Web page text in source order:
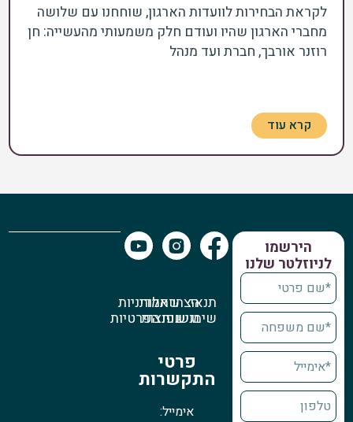
לקראת הבחירות לוועדות הארגון, שוחחנו עם שלושה
מחברי הארגון שהיו ועודם חלק משמעותי מהעשייה: חן
רוזנר אורבך, חברת ועד מנהל
קרא עוד
הירשמו
לניוזלטר שלנו
תנאי
שימוש
הצהרת
נגישות
שאלות
נפוצות
מדיניות
הפרטיות
פרטי
התקשרות
אימייל: